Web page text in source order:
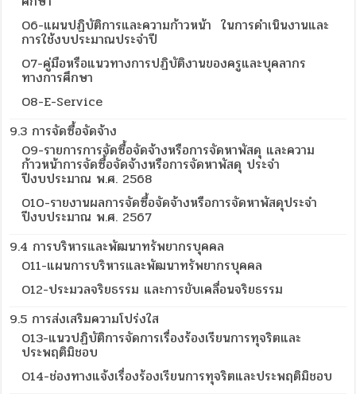
O6-แผนปฏิบัติการและความก้าวหน้า ในการดำเนินงานและ
การใช้งบประมาณประจำปี
O7-คู่มือหรือแนวทางการปฏิบัติงานของครูและบุคลากร
ทางการศึกษา
O8-E-Service
9.3 การจัดซื้อจัดจ้าง
O9-รายการการจัดซื้อจัดจ้างหรือการจัดหาพัสดุ และความ
ก้าวหน้าการจัดซื้อจัดจ้างหรือการจัดหาพัสดุ ประจำ
ปีงบประมาณ พ.ศ. 2568
O10-รายงานผลการจัดซื้อจัดจ้างหรือการจัดหาพัสดุประจำ
ปีงบประมาณ พ.ศ. 2567
9.4 การบริหารและพัฒนาทรัพยากรบุคคล
O11-แผนการบริหารและพัฒนาทรัพยากรบุคคล
O12-ประมวลจริยธรรม และการขับเคลื่อนจริยธรรม
9.5 การส่งเสริมความโปร่งใส
O13-แนวปฏิบัติการจัดการเรื่องร้องเรียนการทุจริตและ
ประพฤติมิชอบ
O14-ช่องทางแจ้งเรื่องร้องเรียนการทุจริตและประพฤติมิชอบ